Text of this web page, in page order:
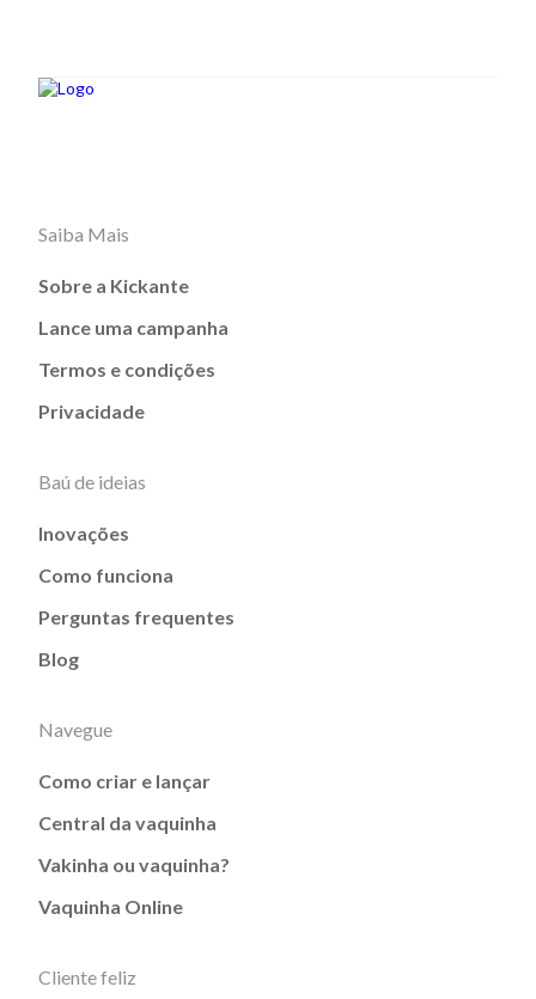
Saiba Mais
Sobre a Kickante
Lance uma campanha
Termos e condições
Privacidade
Baú de ideias
Inovações
Como funciona
Perguntas frequentes
Blog
Navegue
Como criar e lançar
Central da vaquinha
Vakinha ou vaquinha?
Vaquinha Online
Cliente feliz